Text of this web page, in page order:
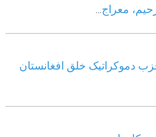
معراج
دموکراتیک خلق افغانستان